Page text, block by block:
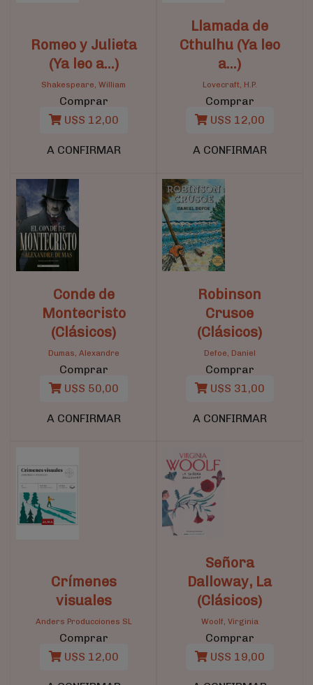
Romeo y Julieta
(Ya leo a...)
Shakespeare, William
Comprar
U$S 12,00
A CONFIRMAR
Llamada de
Cthulhu (Ya leo
a...)
Lovecraft, H.P.
Comprar
U$S 12,00
A CONFIRMAR
Conde de
Montecristo
(Clásicos)
Dumas, Alexandre
Comprar
U$S 50,00
A CONFIRMAR
Robinson
Crusoe
(Clásicos)
Defoe, Daniel
Comprar
U$S 31,00
A CONFIRMAR
Crímenes
visuales
Anders Producciones SL
Comprar
U$S 12,00
Señora
Dalloway, La
(Clásicos)
Woolf, Virginia
Comprar
U$S 19,00